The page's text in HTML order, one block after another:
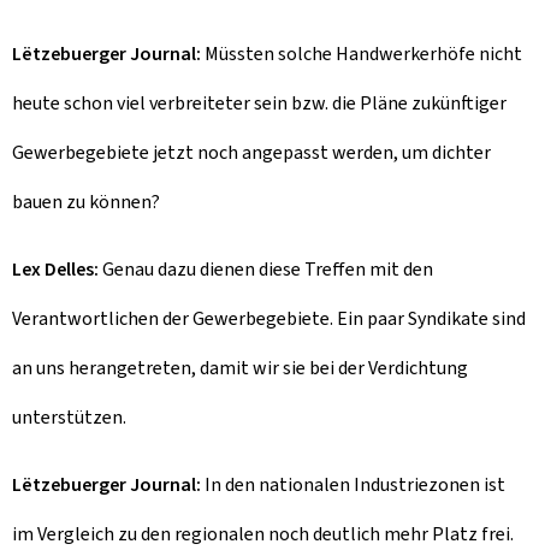
Lëtzebuerger Journal: Müssten solche Handwerkerhöfe nicht
heute schon viel verbreiteter sein bzw. die Pläne zukünftiger
Gewerbegebiete jetzt noch angepasst werden, um dichter
bauen zu können?
Lex Delles:Genau dazu dienen diese Treffen mit den
Verantwortlichen der Gewerbegebiete. Ein paar Syndikate sind
an uns herangetreten, damit wir sie bei der Verdichtung
unterstützen.
Lëtzebuerger Journal: In den nationalen Industriezonen ist
im Vergleich zu den regionalen noch deutlich mehr Platz frei.